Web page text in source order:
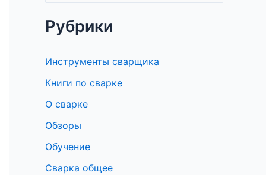
и
к
:
Рубрики
Инструменты сварщика
Книги по сварке
О сварке
Обзоры
Обучение
Сварка общее